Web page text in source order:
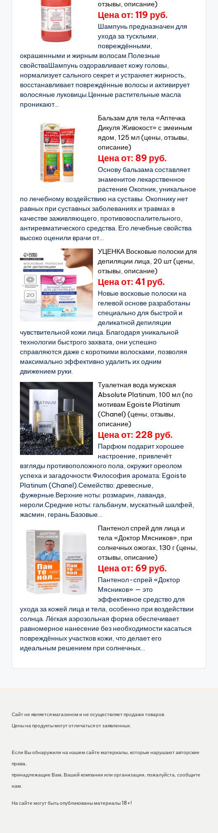
отзывы, описание)
Цена от: 119 руб.
Шампунь предназначен для
ухода за тусклыми,
повреждёнными,
окрашенными и жирным волосам.Полезные
свойстваШампунь оздоравливает кожу головы,
нормализует сального секрет и устраняет жирность,
восстанавливает повреждённые волосы и активирует
волосяные луковицы.Ценные растительные масла
проникают...
Бальзам для тела «Аптечка
Дикуля Живокост» с змеиным
ядом, 125 мл (цены, отзывы,
описание)
Цена от: 89 руб.
Основу бальзама составляет
знаменитое лекарственное
растение Окопник, уникальное
по лечебному воздействию на суставы. Окопнику нет
равных при суставных заболеваниях и травмах в
качестве заживляющего, противовоспалительного,
антиревматического средства. Его лечебные свойства
высоко оценили врачи от...
УЦЕНКА Восковые полоски для
депиляции лица, 20 шт (цены,
отзывы, описание)
Цена от: 41 руб.
Новые восковые полоски на
гелевой основе разработаны
специально для быстрой и
деликатной депиляции
чувствительной кожи лица. Благодаря уникальной
технологии быстрого захвата, они успешно
справляются даже с короткими волосками, позволяя
максимально эффективно удалить их одним
движением руки.
Туалетная вода мужская
Absolute Platinum, 100 мл (по
мотивам Egoiste Platinum
(Chanel) (цены, отзывы,
описание)
Цена от: 228 руб.
Парфюм подарит хорошее
настроение, привлечёт
взгляды противоположного пола, окружит ореолом
успеха и загадочности.Философия аромата: Egoistе
Platinum (Chanel).Семейство: древесные,
фужерные.Верхние ноты: розмарин, лаванда,
нероли.Средние ноты: гальбанум, мускатный шалфей,
жасмин, герань.Базовые...
Пантенол спрей для лица и
тела «Доктор Мясников», при
солнечных ожогах, 130 г (цены,
отзывы, описание)
Цена от: 69 руб.
Пантенол-спрей «Доктор
Мясников» — это
эффективное средство для
ухода за кожей лица и тела, особенно при воздействии
солнца. Лёгкая аэрозольная форма обеспечивает
равномерное нанесение без необходимости касаться
повреждённых участков кожи, что делает его
идеальным решением при солнечных...
Сайт не является магазином и не осуществляет продажи товаров.
Цены на продукты могут отличаться от заявленных.
Если Вы обнаружили на нашем сайте материалы, которые нарушают авторские
права,
принадлежащие Вам, Вашей компании или организации, пожалуйста, сообщите
нам.
На сайте могут быть опубликованы материалы 18+!